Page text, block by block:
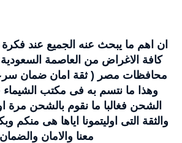
ان اهم ما يبحث عنه الجميع عند
كافة الاغراض من العاصمة السعودية
محافظات مصر ( ثقة امان ضمان
وهذا ما نتسم به فى مكتب الشيماء
الشحن فغالبا ما نقوم بالشحن مرة
والثقة التى اوليتمونا اياها هى
معنا والامان والضمان